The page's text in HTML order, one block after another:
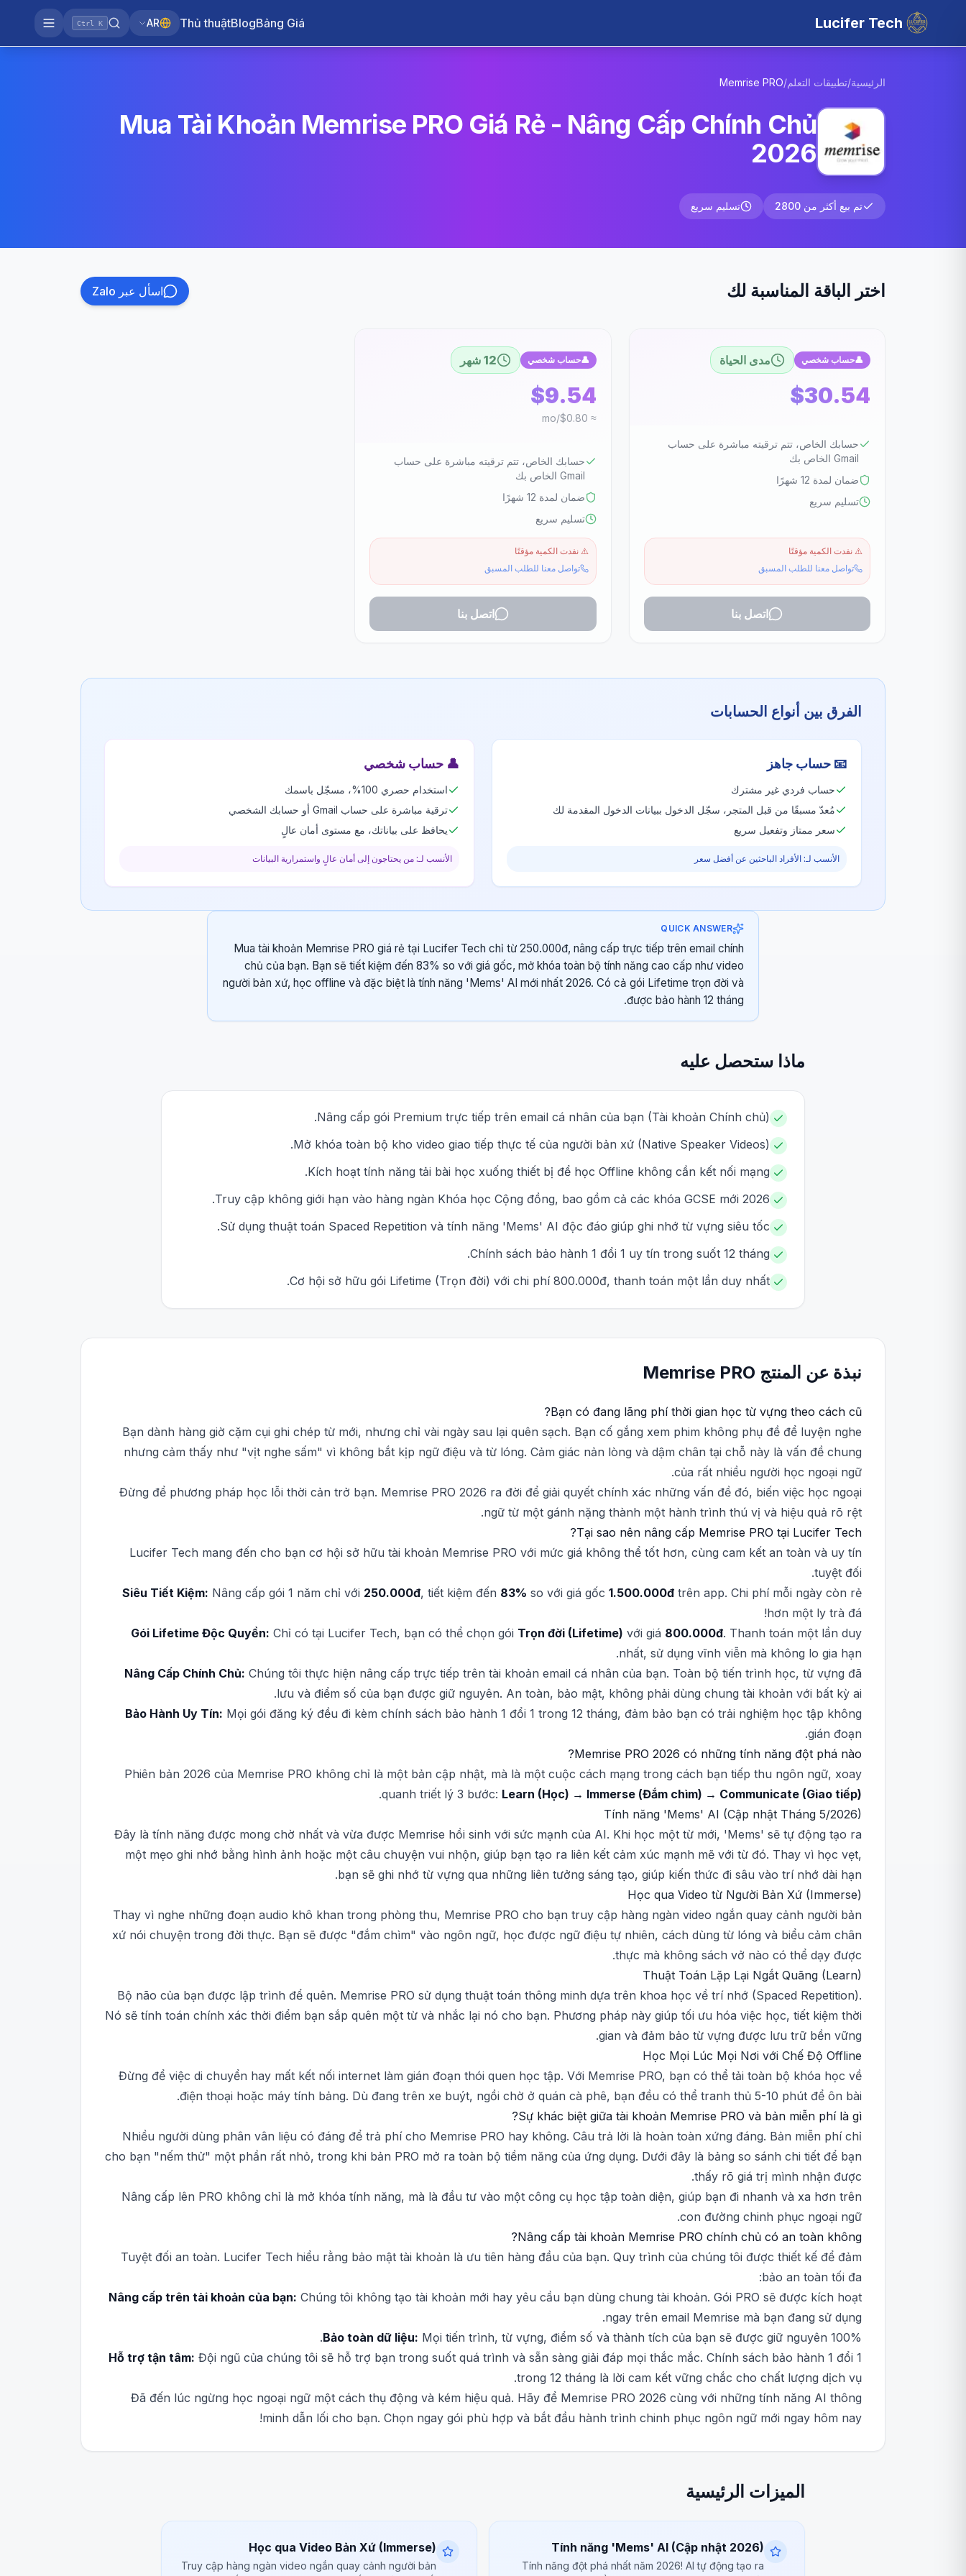
Lucifer Tech
Bảng Giá
Blog
Thủ thuật
AR
Ctrl K
الرئيسية/تطبيقات التعلم/
Memrise PRO
Mua Tài Khoản Memrise PRO Giá Rẻ - Nâng Cấp Chính Chủ
2026
تم بيع أكثر من 2800 تسليم سريع
اختر الباقة المناسبة لك اسأل عبر Zalo
👤حساب شخصي مدى الحياة
$30.54
حسابك الخاص، تتم ترقيته مباشرة على حساب
Gmail الخاص بك
ضمان لمدة 12 شهرًا
تسليم سريع
⚠️ نفدت الكمية مؤقتًا
تواصل معنا للطلب المسبق
اتصل بنا
👤حساب شخصي 12 شهر
$9.54
≈ $0.80/mo
حسابك الخاص، تتم ترقيته مباشرة على حساب
Gmail الخاص بك
ضمان لمدة 12 شهرًا
تسليم سريع
⚠️نفدت الكمية مؤقتًا
تواصل معنا للطلب المسبق
اتصل بنا
الفرق بين أنواع الحسابات
📧 حساب جاهز
حساب فردي غير مشترك
مُعدّ مسبقًا من قبل المتجر، سجّل الدخول ببيانات الدخول المقدمة لك
سعر ممتاز وتفعيل سريع
الأنسب لـ: الأفراد الباحثين عن أفضل سعر
👤 حساب شخصي
استخدام حصري 100%، مسجّل باسمك
ترقية مباشرة على حساب Gmail أو حسابك الشخصي
يحافظ على بياناتك، مع مستوى أمان عالٍ
الأنسب لـ: من يحتاجون إلى أمان عالٍ واستمرارية البيانات
QUICK ANSWER
Mua tài khoản Memrise PRO giá rẻ tại Lucifer Tech chỉ từ 250.000đ, nâng cấp trực tiếp trên email chính
chủ của bạn. Bạn sẽ tiết kiệm đến 83% so với giá gốc, mở khóa toàn bộ tính năng cao cấp như video
người bản xứ, học offline và đặc biệt là tính năng 'Mems' AI mới nhất 2026. Có cả gói Lifetime trọn đời và
được bảo hành 12 tháng.
ماذا ستحصل عليه
Nâng cấp gói Premium trực tiếp trên email cá nhân của bạn (Tài khoản Chính chủ).
Mở khóa toàn bộ kho video giao tiếp thực tế của người bản xứ (Native Speaker Videos).
Kích hoạt tính năng tải bài học xuống thiết bị để học Offline không cần kết nối mạng.
Truy cập không giới hạn vào hàng ngàn Khóa học Cộng đồng, bao gồm cả các khóa GCSE mới 2026.
Sử dụng thuật toán Spaced Repetition và tính năng 'Mems' AI độc đáo giúp ghi nhớ từ vựng siêu tốc.
Chính sách bảo hành 1 đổi 1 uy tín trong suốt 12 tháng.
Cơ hội sở hữu gói Lifetime (Trọn đời) với chi phí 800.000đ, thanh toán một lần duy nhất.
نبذة عن المنتج Memrise PRO
Bạn có đang lãng phí thời gian học từ vựng theo cách cũ?
Bạn dành hàng giờ cặm cụi ghi chép từ mới, nhưng chỉ vài ngày sau lại quên sạch. Bạn cố gắng xem phim không phụ đề để luyện nghe
nhưng cảm thấy như "vịt nghe sấm" vì không bắt kịp ngữ điệu và từ lóng. Cảm giác nản lòng và dậm chân tại chỗ này là vấn đề chung
của rất nhiều người học ngoại ngữ.
Đừng để phương pháp học lỗi thời cản trở bạn. Memrise PRO 2026 ra đời để giải quyết chính xác những vấn đề đó, biến việc học ngoại
ngữ từ một gánh nặng thành một hành trình thú vị và hiệu quả rõ rệt.
Tại sao nên nâng cấp Memrise PRO tại Lucifer Tech?
Lucifer Tech mang đến cho bạn cơ hội sở hữu tài khoản Memrise PRO với mức giá không thể tốt hơn, cùng cam kết an toàn và uy tín
tuyệt đối.
Siêu Tiết Kiệm: Nâng cấp gói 1 năm chỉ với 250.000đ, tiết kiệm đến 83% so với giá gốc 1.500.000đ trên app. Chi phí mỗi ngày còn rẻ
hơn một ly trà đá!
Gói Lifetime Độc Quyền: Chỉ có tại Lucifer Tech, bạn có thể chọn gói Trọn đời (Lifetime) với giá 800.000đ. Thanh toán một lần duy
nhất, sử dụng vĩnh viễn mà không lo gia hạn.
Nâng Cấp Chính Chủ: Chúng tôi thực hiện nâng cấp trực tiếp trên tài khoản email cá nhân của bạn. Toàn bộ tiến trình học, từ vựng đã
lưu và điểm số của bạn được giữ nguyên. An toàn, bảo mật, không phải dùng chung tài khoản với bất kỳ ai.
Bảo Hành Uy Tín: Mọi gói đăng ký đều đi kèm chính sách bảo hành 1 đổi 1 trong 12 tháng, đảm bảo bạn có trải nghiệm học tập không
gián đoạn.
Memrise PRO 2026 có những tính năng đột phá nào?
Phiên bản 2026 của Memrise PRO không chỉ là một bản cập nhật, mà là một cuộc cách mạng trong cách bạn tiếp thu ngôn ngữ, xoay
quanh triết lý 3 bước: Learn (Học) → Immerse (Đắm chìm) → Communicate (Giao tiếp)
.
Tính năng 'Mems' AI (Cập nhật Tháng 5/2026)
Đây là tính năng được mong chờ nhất và vừa được Memrise hồi sinh với sức mạnh của AI. Khi học một từ mới, 'Mems' sẽ tự động tạo ra
một mẹo ghi nhớ bằng hình ảnh hoặc một câu chuyện vui nhộn, giúp bạn tạo ra liên kết cảm xúc mạnh mẽ với từ đó. Thay vì học vẹt,
bạn sẽ ghi nhớ từ vựng qua những liên tưởng sáng tạo, giúp kiến thức đi sâu vào trí nhớ dài hạn.
Học qua Video từ Người Bản Xứ (Immerse)
Thay vì nghe những đoạn audio khô khan trong phòng thu, Memrise PRO cho bạn truy cập hàng ngàn video ngắn quay cảnh người bản
xứ nói chuyện trong đời thực. Bạn sẽ được "đắm chìm" vào ngôn ngữ, học được ngữ điệu tự nhiên, cách dùng từ lóng và biểu cảm chân
thực mà không sách vở nào có thể dạy được.
Thuật Toán Lặp Lại Ngắt Quãng (Learn)
Bộ não của bạn được lập trình để quên. Memrise PRO sử dụng thuật toán thông minh dựa trên khoa học về trí nhớ (Spaced Repetition).
Nó sẽ tính toán chính xác thời điểm bạn sắp quên một từ và nhắc lại nó cho bạn. Phương pháp này giúp tối ưu hóa việc học, tiết kiệm thời
gian và đảm bảo từ vựng được lưu trữ bền vững.
Học Mọi Lúc Mọi Nơi với Chế Độ Offline
Đừng để việc di chuyển hay mất kết nối internet làm gián đoạn thói quen học tập. Với Memrise PRO, bạn có thể tải toàn bộ khóa học về
điện thoại hoặc máy tính bảng. Dù đang trên xe buýt, ngồi chờ ở quán cà phê, bạn đều có thể tranh thủ 5-10 phút để ôn bài.
Sự khác biệt giữa tài khoản Memrise PRO và bản miễn phí là gì?
Nhiều người dùng phân vân liệu có đáng để trả phí cho Memrise PRO hay không. Câu trả lời là hoàn toàn xứng đáng. Bản miễn phí chỉ
cho bạn "nếm thử" một phần rất nhỏ, trong khi bản PRO mở ra toàn bộ tiềm năng của ứng dụng. Dưới đây là bảng so sánh chi tiết để bạn
thấy rõ giá trị mình nhận được.
Nâng cấp lên PRO không chỉ là mở khóa tính năng, mà là đầu tư vào một công cụ học tập toàn diện, giúp bạn đi nhanh và xa hơn trên
con đường chinh phục ngoại ngữ.
Nâng cấp tài khoản Memrise PRO chính chủ có an toàn không?
Tuyệt đối an toàn. Lucifer Tech hiểu rằng bảo mật tài khoản là ưu tiên hàng đầu của bạn. Quy trình của chúng tôi được thiết kế để đảm
bảo an toàn tối đa:
Nâng cấp trên tài khoản của bạn: Chúng tôi không tạo tài khoản mới hay yêu cầu bạn dùng chung tài khoản. Gói PRO sẽ được kích hoạt
ngay trên email Memrise mà bạn đang sử dụng.
Bảo toàn dữ liệu: Mọi tiến trình, từ vựng, điểm số và thành tích của bạn sẽ được giữ nguyên 100%.
Hỗ trợ tận tâm: Đội ngũ của chúng tôi sẽ hỗ trợ bạn trong suốt quá trình và sẵn sàng giải đáp mọi thắc mắc. Chính sách bảo hành 1 đổi 1
trong 12 tháng là lời cam kết vững chắc cho chất lượng dịch vụ.
Đã đến lúc ngừng học ngoại ngữ một cách thụ động và kém hiệu quả. Hãy để Memrise PRO 2026 cùng với những tính năng AI thông
minh dẫn lối cho bạn. Chọn ngay gói phù hợp và bắt đầu hành trình chinh phục ngôn ngữ mới ngay hôm nay!
الميزات الرئيسية
Tính năng 'Mems' AI (Cập nhật 2026)
Tính năng đột phá nhất năm 2026! AI tự động tạo ra
Học qua Video Bản Xứ (Immerse)
Truy cập hàng ngàn video ngắn quay cảnh người bản